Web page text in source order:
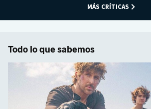
MÁS CRÍTICAS
Todo lo que sabemos